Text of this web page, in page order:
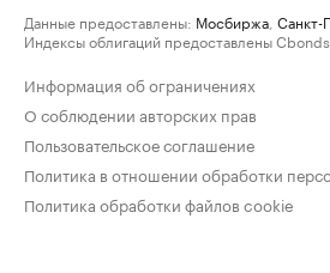
Данные предоставлены: Мосбиржа Санкт-
Индексы облигаций предоставлены Cbonds.
Информация об ограничениях
О соблюдении авторских прав
Пользовательское соглашение
Политика в отношении обработки
Политика обработки файлов cookie